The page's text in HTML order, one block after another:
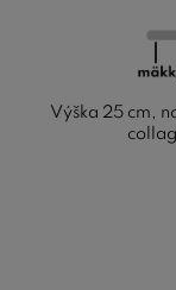
Výška 25 cm,